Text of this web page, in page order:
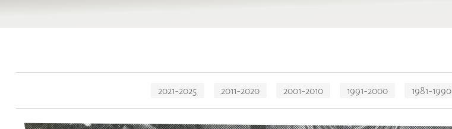
2021-2025 2011-2020 2001-2010 1991-2000 1981-1990